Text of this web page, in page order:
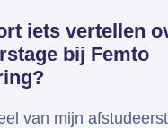
iets vertellen
bij Femto
van mijn